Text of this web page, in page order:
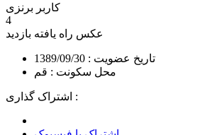
کاربر برنزی
4
عکس راه یافته بازدید
تاریخ عضویت : 1389/09/30
محل سکونت : قم
اشتراک گذاری :